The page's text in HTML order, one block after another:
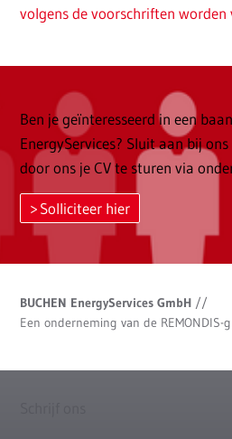
volgens de voorschriften worden
Ben je geïnteresseerd in een
EnergyServices? Sluit aan bij
door ons je CV te sturen via
Solliciteer hier
BUCHEN EnergyServices GmbH //
Een onderneming van de REMONDIS-